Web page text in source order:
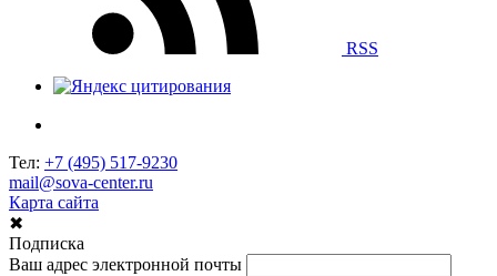
RSS
Тел: +7 (495) 517-9230
mail@sova-center.ru
Карта сайта
✖
Подписка
Ваш адрес электронной почты